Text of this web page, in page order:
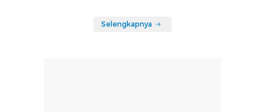
Selengkapnya